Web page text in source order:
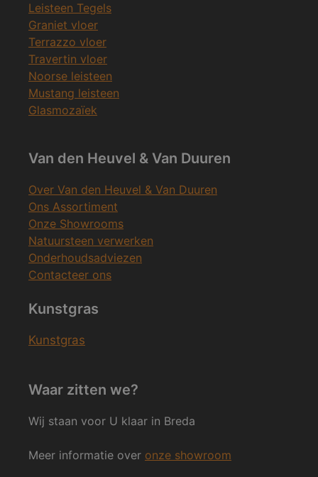
Leisteen Tegels
Graniet vloer
Terrazzo vloer
Travertin vloer
Noorse leisteen
Mustang leisteen
Glasmozaïek
Van den Heuvel & Van Duuren
Over Van den Heuvel & Van Duuren
Ons Assortiment
Onze Showrooms
Natuursteen verwerken
Onderhoudsadviezen
Contacteer ons
Kunstgras
Kunstgras
Waar zitten we?
Wij staan voor U klaar in Breda
Meer informatie over onze showroom